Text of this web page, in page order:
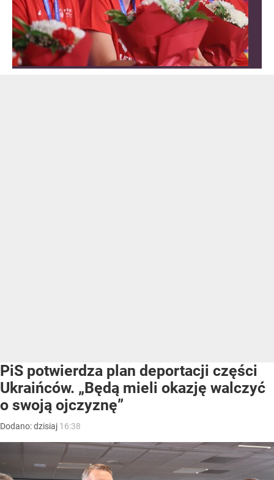
PiS potwierdza plan deportacji części
Ukraińców. „Będą mieli okazję walczyć
o swoją ojczyznę”
Dodano:dzisiaj 16:38